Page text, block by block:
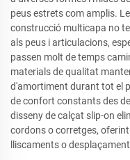
peus estrets com amplis.
construcció multicapa no
als peus i articulacions,
passen molt de temps
materials de qualitat
d'amortiment durant tot el
de confort constants des
disseny de calçat slip-on
cordons o corretges,
lliscaments o